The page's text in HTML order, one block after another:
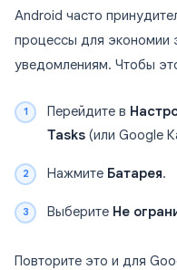
Android часто
процессы для экономии
уведомлениям. Чтобы
Перейдите в
Tasks (или Google
Нажмите Батарея.
Выберите Не
Повторите это и для